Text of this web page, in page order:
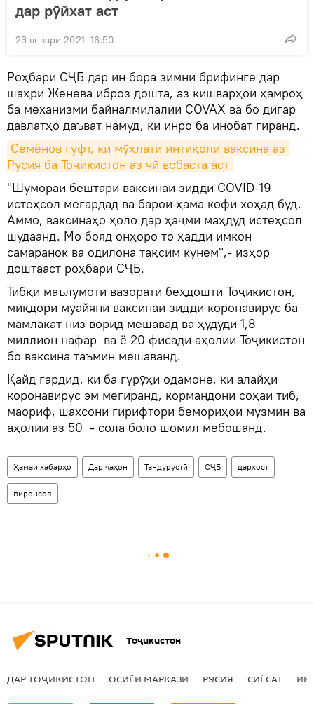
дар рӯйхат аст
23 январи 2021, 16:50
Роҳбари СҶБ дар ин бора зимни брифинге дар
шаҳри Женева иброз дошта, аз кишварҳои ҳамроҳ
ба механизми байналмилалии COVAX ва бо дигар
давлатҳо даъват намуд, ки инро ба инобат гиранд.
Семёнов гуфт, ки мӯҳлати интиқоли ваксина аз
Русия ба Тоҷикистон аз чӣ вобаста аст
"Шумораи бештари ваксинаи зидди COVID-19
истеҳсол мегардад ва барои ҳама кофӣ хоҳад буд.
Аммо, ваксинаҳо ҳоло дар ҳаҷми маҳдуд истеҳсол
шудаанд. Мо бояд онҳоро то ҳадди имкон
самаранок ва одилона тақсим кунем",- изҳор
доштааст роҳбари СҶБ.
Тибқи маълумоти вазорати беҳдошти Тоҷикистон,
миқдори муайяни ваксинаи зидди коронавирус ба
мамлакат низ ворид мешавад ва ҳудуди 1,8
миллион нафар ва ё 20 фисади аҳолии Тоҷикистон
бо ваксина таъмин мешаванд.
Қайд гардид, ки ба гурӯҳи одамоне, ки алайҳи
коронавирус эм мегиранд, кормандони соҳаи тиб,
маориф, шахсони гирифтори бемориҳои музмин ва
аҳолии аз 50 - сола боло шомил мебошанд.
Ҳамаи хабарҳо Дар ҷаҳон Тандурустӣ СҶБ дархост
пиронсол
Тоҷикистон
ДАР ТОҶИКИСТОН ОСИЁИ МАРКАЗӢ РУСИЯ СИЁСАТ